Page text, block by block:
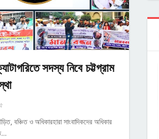
সদস্য নিবে চট্টগ্রাম
বঞ্চিত ও অধিকারহারা সাংবাদিকদের অধিকার